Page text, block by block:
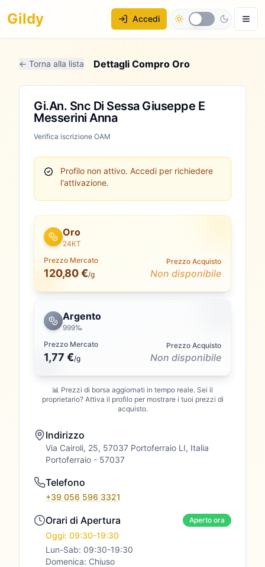
Gildy Accedi
← Torna alla lista Dettagli Compro Oro
Gi.An. Snc Di Sessa Giuseppe E
Messerini Anna
Verifica iscrizione OAM
Profilo non attivo. Accedi per richiedere
l'attivazione.
Oro
24KT
Prezzo Mercato
120,80 €/g
Prezzo Acquisto
Non disponibile
Argento
999‰
Prezzo Mercato
1,77 €/g
Prezzo Acquisto
Non disponibile
📊 Prezzi di borsa aggiornati in tempo reale. Sei il
proprietario? Attiva il profilo per mostrare i tuoi prezzi di
acquisto.
Indirizzo
Via Cairoli, 25, 57037 Portoferraio LI, Italia
Portoferraio - 57037
Telefono
+39 056 596 3321
Orari di Apertura Aperto ora
Oggi: 09:30-19:30
Lun-Sab: 09:30-19:30
Domenica: Chiuso